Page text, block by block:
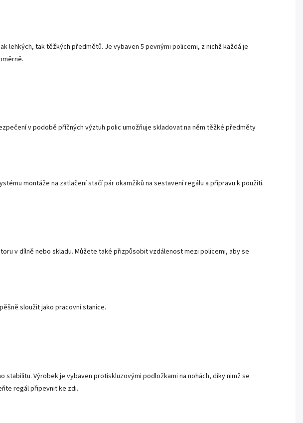
lehkých, tak těžkých předmětů. Je vybaven 5 pevnými policemi, z nichž každá je
v podobě příčných výztuh polic umožňuje skladovat na něm těžké předměty
montáže na zatlačení stačí pár okamžiků na sestavení regálu a přípravu k použití.
v dílně nebo skladu. Můžete také přizpůsobit vzdálenost mezi policemi, aby se
sloužit jako pracovní stanice.
Výrobek je vybaven protiskluzovými podložkami na nohách, díky nimž se
regál připevnit ke zdi.